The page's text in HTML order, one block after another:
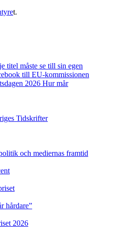
t.
titel måste se till sin egen
till EU-kommissionen
2026 Hur mår
Tidskrifter
och mediernas framtid
hårdare”
2026